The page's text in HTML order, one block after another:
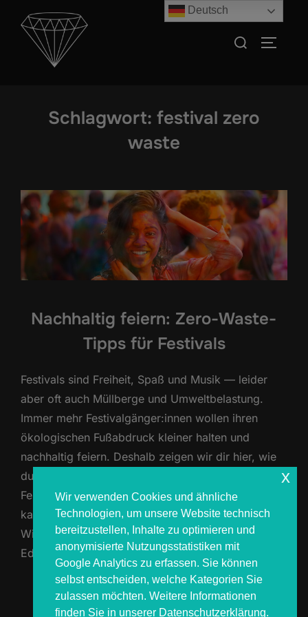
Inhalt
springen
Suchen
Schlagwort: festival zero
waste
Nachhaltig feiern: Zero-Waste-
Tipps für Festivals
Festivals sind Freiheit, Spaß und Musik — leider
aber oft auch Müllberge und Umweltbelastung.
Immer mehr Festivalgänger:innen wollen ihren
ökologischen Fußabdruck kleiner halten und
nachhaltig feiern. Deshalb zeigen wir dir hier, wie
du 2025 mit cleveren Zero-Waste-Tipps dein
Festivalerlebnis umweltfreundlicher gestalten
kannst — ohne Abstriche beim Spaß! 1.
Wiederverwendbare Verpackungen & Geschirr 👉
Edelstahl- oder …
MEHRÜBER „NACHHALTIG FEIERN:
LESEN
Deutsch
Wir verwenden Cookies und ähnliche
Technologien, um unsere Website technisch
bereitzustellen, Inhalte zu optimieren und
anonymisierte Nutzungsstatistiken mit
Google Analytics zu erfassen. Sie können
selbst entscheiden, welche Kategorien Sie
zulassen möchten. Weitere Informationen
finden Sie in unserer Datenschutzerklärung.
x